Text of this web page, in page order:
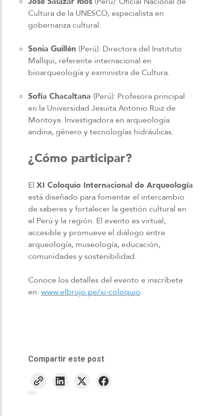
Cultura de la UNESCO, especialista en
gobernanza cultural.
Sonia Guillén (Perú): Directora del Instituto
Mallqui, referente internacional en
bioarqueología y exministra de Cultura.
Sofía Chacaltana (Perú): Profesora principal
en la Universidad Jesuita Antonio Ruiz de
Montoya. Investigadora en arqueología
andina, género y tecnologías hidráulicas.
¿Cómo participar?
El XI Coloquio Internacional de Arqueología
está diseñado para fomentar el intercambio
de saberes y fortalecer la gestión cultural en
el Perú y la región. El evento es virtual,
accesible y promueve el diálogo entre
arqueología, museología, educación,
comunidades y sostenibilidad.
Conoce los detalles del evento e inscríbete
en: www.elbrujo.pe/xi-coloquio.
Compartir este post